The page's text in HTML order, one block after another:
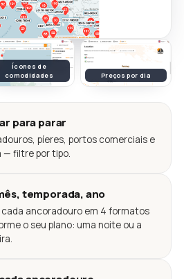
Ícones de
comodidades
Preços por dia
para parar
píeres, portos comerciais e
— filtre por tipo.
temporada, ano
ancoradouro em 4 formatos
o seu plano: uma noite ou a